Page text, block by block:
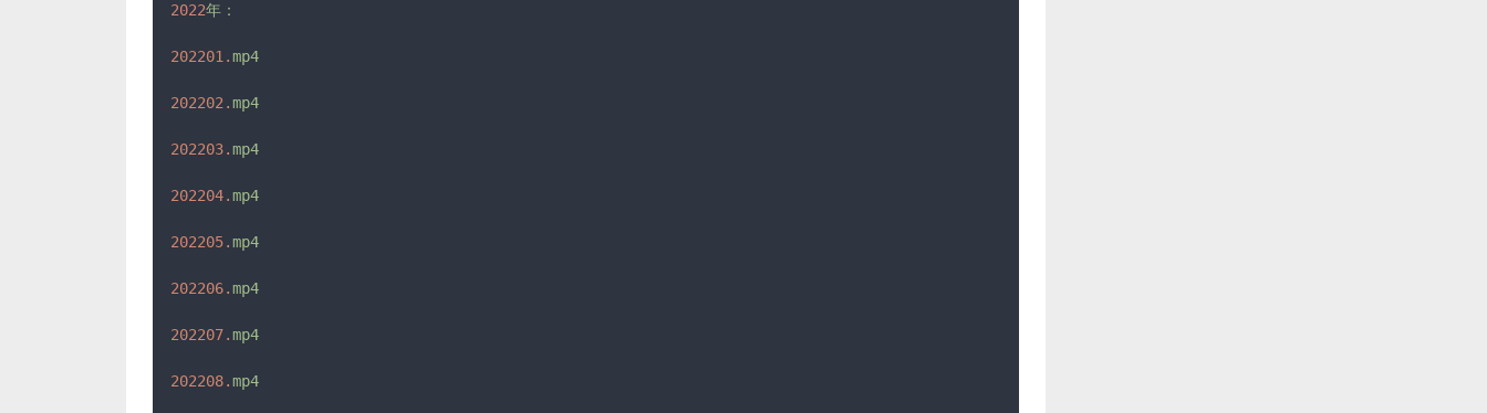
2022年：
202201.mp4
202202.mp4
202203.mp4
202204.mp4
202205.mp4
202206.mp4
202207.mp4
202208.mp4